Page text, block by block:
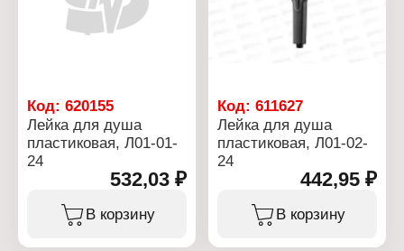
Код: 620155
Лейка для душа
пластиковая, Л01-01-
24
532,03 ₽
В корзину
Код:611627
Лейка для душа
пластиковая, Л01-02-
24
442,95 ₽
В корзину